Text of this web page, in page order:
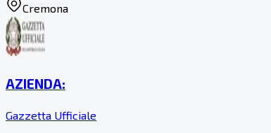
Cremona
AZIENDA:
Gazzetta Ufficiale